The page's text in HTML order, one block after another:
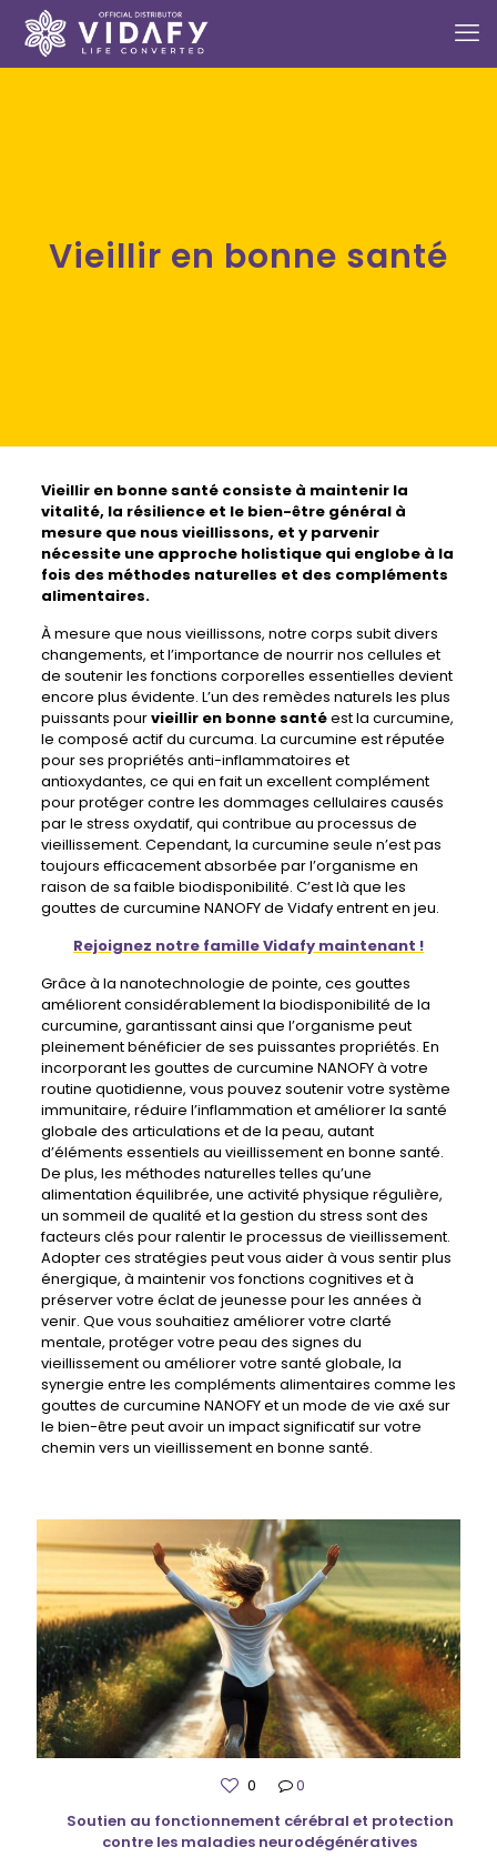
Vieillir en bonne santé
Vieillir en bonne santéconsiste à maintenir la
vitalité, la résilience et le bien-être général à
mesure que nous vieillissons, et y parvenir
nécessite une approche holistique qui englobe à la
fois des méthodes naturelles et des compléments
alimentaires.
À mesure que nous vieillissons, notre corps subit divers
changements, et l’importance de nourrir nos cellules et
de soutenir les fonctions corporelles essentielles devient
encore plus évidente. L’un des remèdes naturels les plus
puissants pourvieillir en bonne santéest la curcumine,
le composé actif du curcuma. La curcumine est réputée
pour ses propriétés anti-inflammatoires et
antioxydantes, ce qui en fait un excellent complément
pour protéger contre les dommages cellulaires causés
par le stress oxydatif, qui contribue au processus de
vieillissement. Cependant, la curcumine seule n’est pas
toujours efficacement absorbée par l’organisme en
raison de sa faible biodisponibilité. C’est là que les
gouttes de curcumine NANOFY de Vidafy entrent en jeu.
Rejoignez notre famille Vidafy maintenant !
Grâce à la nanotechnologie de pointe, ces gouttes
améliorent considérablement la biodisponibilité de la
curcumine, garantissant ainsi que l’organisme peut
pleinement bénéficier de ses puissantes propriétés. En
incorporant les gouttes de curcumine NANOFY à votre
routine quotidienne, vous pouvez soutenir votre système
immunitaire, réduire l’inflammation et améliorer la santé
globale des articulations et de la peau, autant
d’éléments essentiels au vieillissement en bonne santé.
De plus, les méthodes naturelles telles qu’une
alimentation équilibrée, une activité physique régulière,
un sommeil de qualité et la gestion du stress sont des
facteurs clés pour ralentir le processus de vieillissement.
Adopter ces stratégies peut vous aider à vous sentir plus
énergique, à maintenir vos fonctions cognitives et à
préserver votre éclat de jeunesse pour les années à
venir. Que vous souhaitiez améliorer votre clarté
mentale, protéger votre peau des signes du
vieillissement ou améliorer votre santé globale, la
synergie entre les compléments alimentaires comme les
gouttes de curcumine NANOFY et un mode de vie axé sur
le bien-être peut avoir un impact significatif sur votre
chemin vers un vieillissement en bonne santé.
0
0
Soutien au fonctionnement cérébral et protection
contre les maladies neurodégénératives